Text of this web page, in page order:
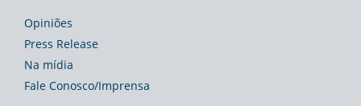
Opiniões
Press Release
Na mídia
Fale Conosco/Imprensa